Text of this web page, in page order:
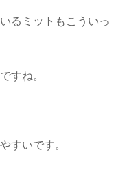
るミットもこういっ
すね。
すいです。